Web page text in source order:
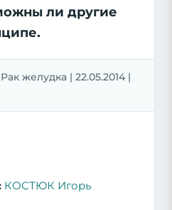
ли другие
желудка | 22.05.2014 |
КОСТЮК Игорь